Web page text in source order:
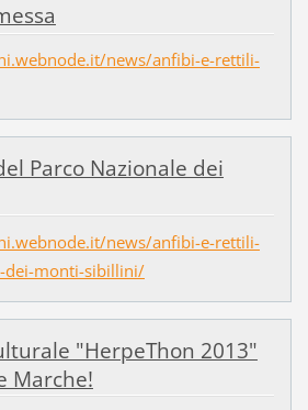
news/anfibi-e-rettili-
Parco Nazionale dei
news/anfibi-e-rettili-
dei-monti-sibillini/
"HerpeThon 2013"
Marche!